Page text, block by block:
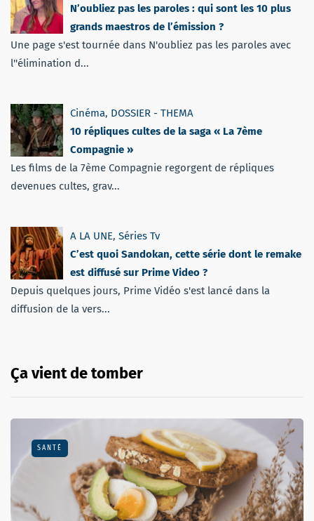
N’oubliez pas les paroles : qui sont les 10 plus
grands maestros de l’émission ?
Une page s'est tournée dans N'oubliez pas les paroles avec
l''élimination d...
Cinéma, DOSSIER - THEMA
10 répliques cultes de la saga « La 7ème
Compagnie »
Les films de la 7ème Compagnie regorgent de répliques
devenues cultes, grav...
A LA UNE, Séries Tv
C’est quoi Sandokan, cette série dont le remake
est diffusé sur Prime Video ?
Depuis quelques jours, Prime Vidéo s'est lancé dans la
diffusion de la vers...
Ça vient de tomber
SANTÉ